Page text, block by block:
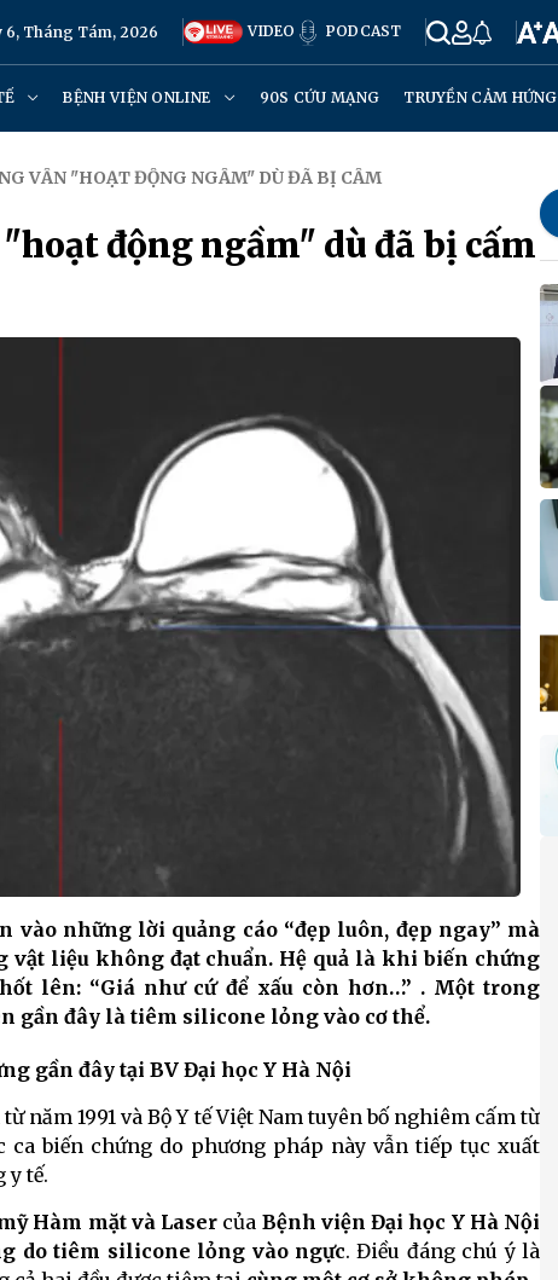
6, Tháng Tám, 2026 VIDEO PODCAST
BỆNH VIỆN ONLINE 90S CỨU MẠNG TRUYỀN CẢM HỨNG
VẪN "HOẠT ĐỘNG NGẦM" DÙ ĐÃ BỊ CẤM
động ngầm" dù đã bị cấm
những lời quảng cáo “đẹp luôn, đẹp ngay” mà
vật liệu không đạt chuẩn. Hệ quả là khi biến chứng
lên: “Giá như cứ để xấu còn hơn…” . Một trong
gần đây là tiêm silicone lỏng vào cơ thể.
gần đây tại BV Đại học Y Hà Nội
năm 1991 và Bộ Y tế Việt Nam tuyên bố nghiêm cấm từ
ca biến chứng do phương pháp này vẫn tiếp tục xuất
y tế.
Hàm mặt và Laser của Bệnh viện Đại học Y Hà Nội
do tiêm silicone lỏng vào ngực. Điều đáng chú ý là